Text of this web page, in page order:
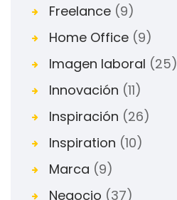
Freelance (9)
Home Office (9)
Imagen laboral (25)
Innovación (11)
Inspiración (26)
Inspiration (10)
Marca (9)
Negocio (37)